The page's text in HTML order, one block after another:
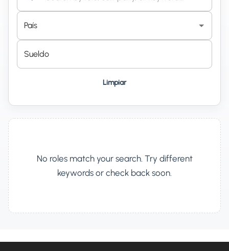
País
Sueldo
Limpiar
No roles match your search. Try different
keywords or check back soon.